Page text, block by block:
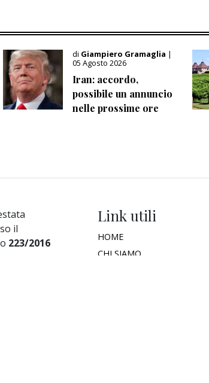
di Giampiero Gramaglia |
05 Agosto 2026
Iran: accordo,
possibile un annuncio
nelle prossime ore
il
223/2016
Link utili
HOME
CHI SIAMO